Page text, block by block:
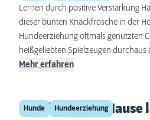
Lernen durch positive Verstärkung
dieser bunten Knackfrösche in der
Hundeerziehung oftmals genutzten
heißgeliebten Spielzeugen durchaus
wichtigsten Regeln in der
Belohnung innerhalb weniger
Mehr erfahren
Hunde Hundeerziehung
Hund allein zu Hause